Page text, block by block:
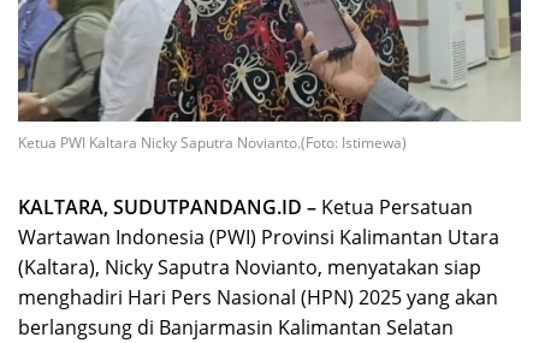
Ketua PWI Kaltara Nicky Saputra Novianto.(Foto: Istimewa)
KALTARA, SUDUTPANDANG.ID – Ketua Persatuan
Wartawan Indonesia (PWI) Provinsi Kalimantan Utara
(Kaltara), Nicky Saputra Novianto, menyatakan siap
menghadiri Hari Pers Nasional (HPN) 2025 yang akan
berlangsung di Banjarmasin Kalimantan Selatan